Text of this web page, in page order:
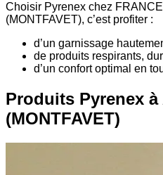
Choisir Pyrenex chez
(MONTFAVET), c’est profiter :
d’un garnissage
de produits respirants,
d’un confort optimal en
Produits Pyrenex à
(MONTFAVET)